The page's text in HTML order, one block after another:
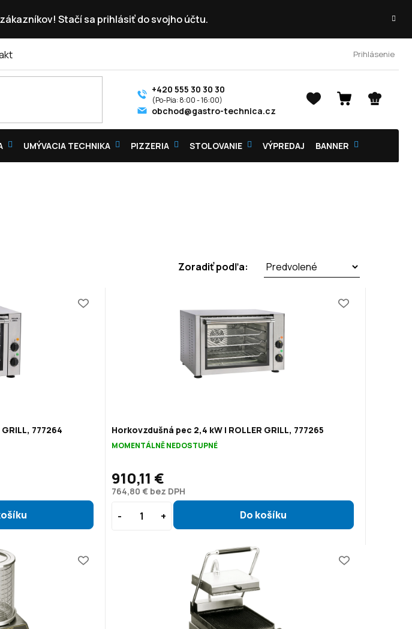
Stačí sa prihlásiť do svojho účtu.
Prihlásenie
NÁKUPNÝ
+420 555 30 30 30
obchod@gastro-technica.cz
UMÝVACIA TECHNIKA PIZZERIA STOLOVANIE VÝPREDAJ BANNER
Zoradiť podľa:
777264 Horkovzdušná pec 2,4 kW | ROLLER GRILL, 777265
MOMENTÁLNĚ NEDOSTUPNÉ
764,80 € bez DPH
910,11 €